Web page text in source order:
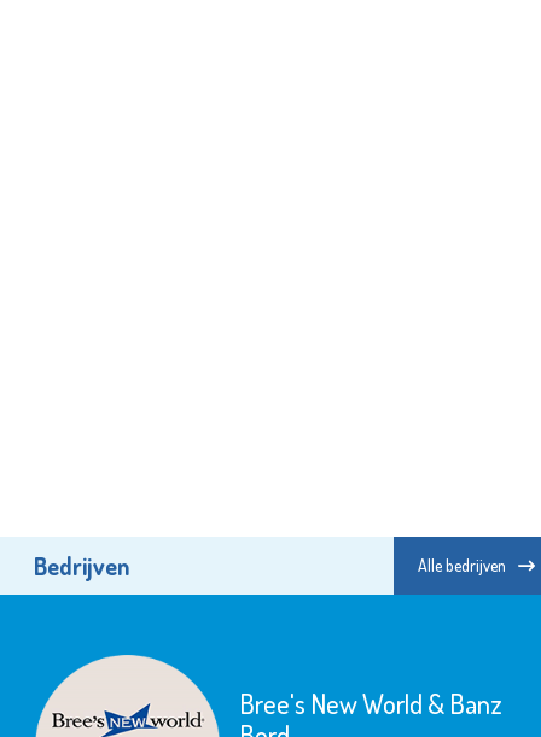
Bedrijven Alle bedrijven
Energiebank Vlaardingen